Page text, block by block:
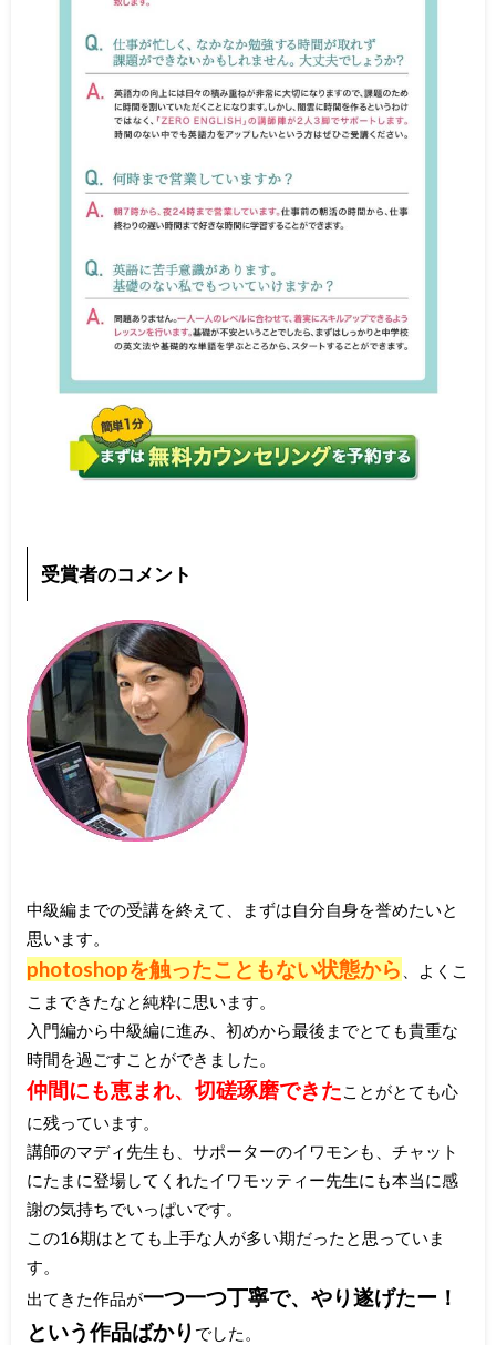
受賞者のコメント
中級編までの受講を終えて、まずは自分自身を誉めたいと
思います。
photoshopを触ったこともない状態から 、よくこ
こまできたなと純粋に思います。
入門編から中級編に進み、初めから最後までとても貴重な
時間を過ごすことができました。
仲間にも恵まれ、切磋琢磨できたことがとても心
に残っています。
講師のマディ先生も、サポーターのイワモンも、チャット
にたまに登場してくれたイワモッティー先生にも本当に感
謝の気持ちでいっぱいです。
この16期はとても上手な人が多い期だったと思っていま
す。
出てきた作品が一つ一つ丁寧で、やり遂げたー！
という作品ばかり でした。